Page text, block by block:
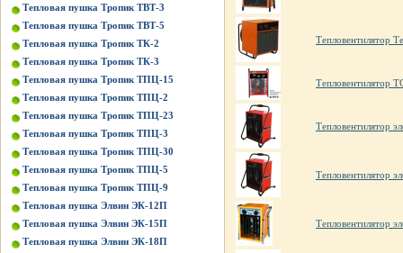
Тепловая пушка Тропик ТВТ-3
Тепловая пушка Тропик ТВТ-5
Тепловая пушка Тропик ТК-2
Тепловая пушка Тропик ТК-3
Тепловая пушка Тропик ТПЦ-15
Тепловая пушка Тропик ТПЦ-2
Тепловая пушка Тропик ТПЦ-23
Тепловая пушка Тропик ТПЦ-3
Тепловая пушка Тропик ТПЦ-30
Тепловая пушка Тропик ТПЦ-5
Тепловая пушка Тропик ТПЦ-9
Тепловая пушка Элвин ЭК-12П
Тепловая пушка Элвин ЭК-15П
Тепловая пушка Элвин ЭК-18П
Тепловентилятор
Тепловентилятор
Тепловентилятор
Тепловентилятор
Тепловентилятор